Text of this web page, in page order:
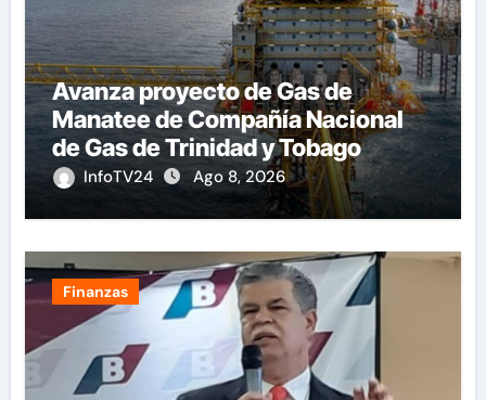
Avanza proyecto de Gas de
Manatee de Compañía Nacional
de Gas de Trinidad y Tobago
InfoTV24 Ago 8, 2026
Finanzas